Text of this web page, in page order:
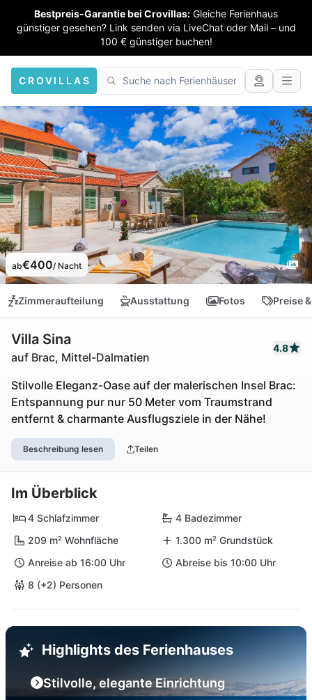
Bestpreis-Garantie bei Crovillas: Gleiche Ferienhaus
günstiger gesehen? Link senden via LiveChat oder Mail – und
100 € günstiger buchen!
CROVILLAS
ab€400/ Nacht
Zimmeraufteilung Ausstattung Fotos Preise
Villa Sina
auf Brac, Mittel-Dalmatien
4.8
Stilvolle Eleganz-Oase auf der malerischen Insel Brac:
Entspannung pur nur 50 Meter vom Traumstrand
entfernt & charmante Ausflugsziele in der Nähe!
Beschreibung lesen Teilen
Im Überblick
4 Schlafzimmer
4 Badezimmer
209 m² Wohnfläche
1.300 m² Grundstück
Anreise ab 16:00 Uhr
Abreise bis 10:00 Uhr
8 (+2) Personen
Highlights des Ferienhauses
Stilvolle, elegante Einrichtung